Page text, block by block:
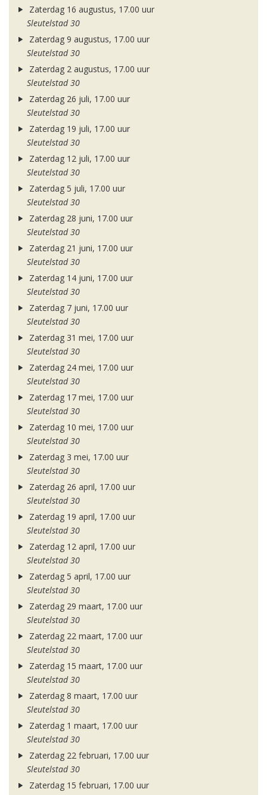
Zaterdag 16 augustus, 17.00 uur
Sleutelstad 30
Zaterdag 9 augustus, 17.00 uur
Sleutelstad 30
Zaterdag 2 augustus, 17.00 uur
Sleutelstad 30
Zaterdag 26 juli, 17.00 uur
Sleutelstad 30
Zaterdag 19 juli, 17.00 uur
Sleutelstad 30
Zaterdag 12 juli, 17.00 uur
Sleutelstad 30
Zaterdag 5 juli, 17.00 uur
Sleutelstad 30
Zaterdag 28 juni, 17.00 uur
Sleutelstad 30
Zaterdag 21 juni, 17.00 uur
Sleutelstad 30
Zaterdag 14 juni, 17.00 uur
Sleutelstad 30
Zaterdag 7 juni, 17.00 uur
Sleutelstad 30
Zaterdag 31 mei, 17.00 uur
Sleutelstad 30
Zaterdag 24 mei, 17.00 uur
Sleutelstad 30
Zaterdag 17 mei, 17.00 uur
Sleutelstad 30
Zaterdag 10 mei, 17.00 uur
Sleutelstad 30
Zaterdag 3 mei, 17.00 uur
Sleutelstad 30
Zaterdag 26 april, 17.00 uur
Sleutelstad 30
Zaterdag 19 april, 17.00 uur
Sleutelstad 30
Zaterdag 12 april, 17.00 uur
Sleutelstad 30
Zaterdag 5 april, 17.00 uur
Sleutelstad 30
Zaterdag 29 maart, 17.00 uur
Sleutelstad 30
Zaterdag 22 maart, 17.00 uur
Sleutelstad 30
Zaterdag 15 maart, 17.00 uur
Sleutelstad 30
Zaterdag 8 maart, 17.00 uur
Sleutelstad 30
Zaterdag 1 maart, 17.00 uur
Sleutelstad 30
Zaterdag 22 februari, 17.00 uur
Sleutelstad 30
Zaterdag 15 februari, 17.00 uur